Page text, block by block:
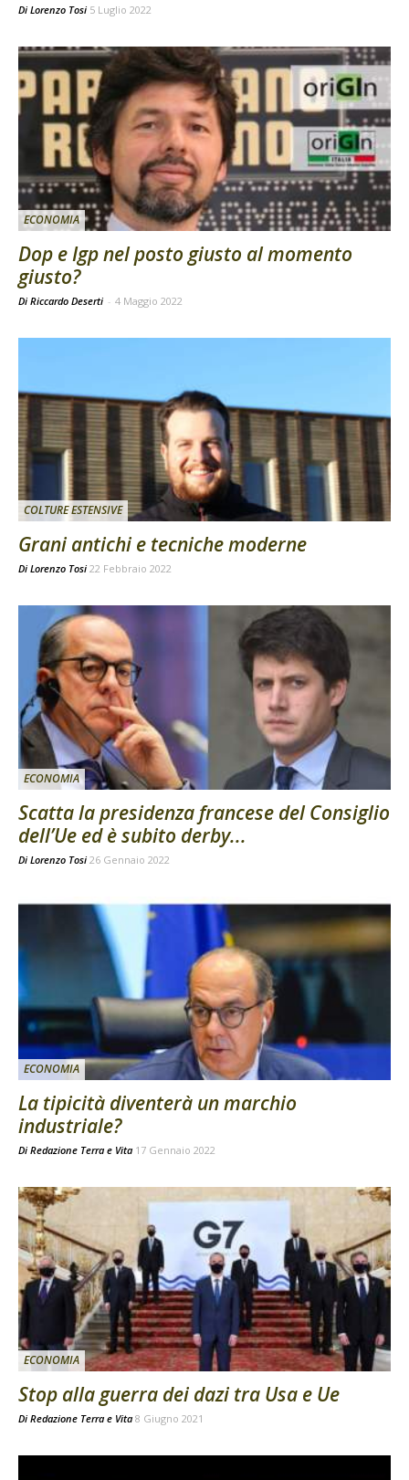
Di Lorenzo Tosi 5 Luglio 2022
ECONOMIA
Dop e Igp nel posto giusto al momento
giusto?
Di Riccardo Deserti - 4 Maggio 2022
COLTURE ESTENSIVE
Grani antichi e tecniche moderne
Di Lorenzo Tosi 22 Febbraio 2022
ECONOMIA
Scatta la presidenza francese del Consiglio
dell’Ue ed è subito derby...
Di Lorenzo Tosi 26 Gennaio 2022
ECONOMIA
La tipicità diventerà un marchio
industriale?
Di Redazione Terra e Vita 17 Gennaio 2022
ECONOMIA
Stop alla guerra dei dazi tra Usa e Ue
Di Redazione Terra e Vita 8 Giugno 2021